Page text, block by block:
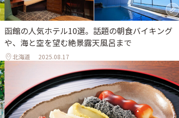
函館の人気ホテル10選。話題の朝食バイキング
や、海と空を望む絶景露天風呂まで
北海道 2025.08.17